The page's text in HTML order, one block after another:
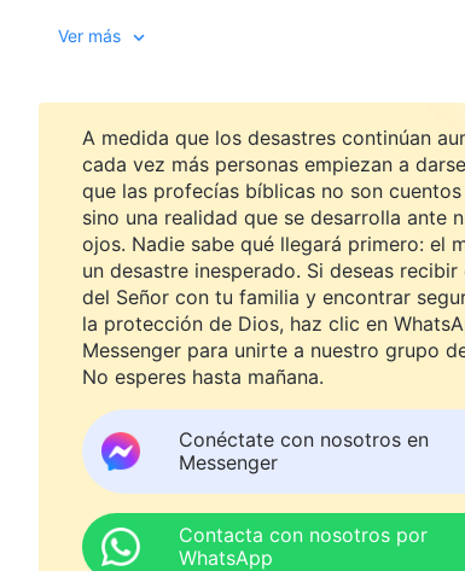
Ver más
A medida que los desastres continúan
cada vez más personas empiezan a
que las profecías bíblicas no son cuentos
sino una realidad que se desarrolla ante
ojos. Nadie sabe qué llegará primero: el
un desastre inesperado. Si deseas recibir
del Señor con tu familia y encontrar
la protección de Dios, haz clic en
Messenger para unirte a nuestro grupo
No esperes hasta mañana.
Conéctate con nosotros en
Messenger
Contacta con nosotros por
WhatsApp